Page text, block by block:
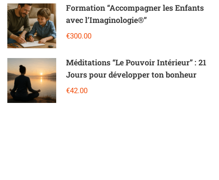
Formation “Accompagner les Enfants
avec l’Imaginologie®”
€300.00
Méditations “Le Pouvoir Intérieur” : 21
Jours pour développer ton bonheur
€42.00